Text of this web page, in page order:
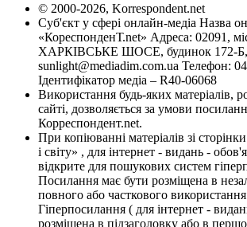
© 2000-2026, Korrespondent.net
Суб'єкт у сфері онлайн-медіа Назва
«КореспонденТ.net» Адреса: 02091,
ХАРКІВСЬКЕ ШОСЕ, будинок 172-Б,
sunlight@mediadim.com.ua Телефон:
Ідентифікатор медіа – R40-06068
Використання будь-яких матеріалів,
сайті, дозволяється за умови
Корреспондент.net.
При копіюванні матеріалів зі
і світу» , для інтернет - видань -
відкрите для пошукових систем
Посилання має бути розміщена в
повного або часткового використання
Гіперпосилання ( для інтернет -
розміщена в підзаголовку або в